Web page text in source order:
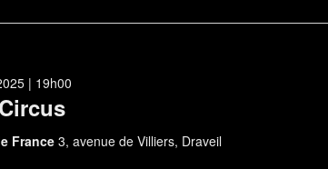
| 19h00
France3, avenue de Villiers, Draveil